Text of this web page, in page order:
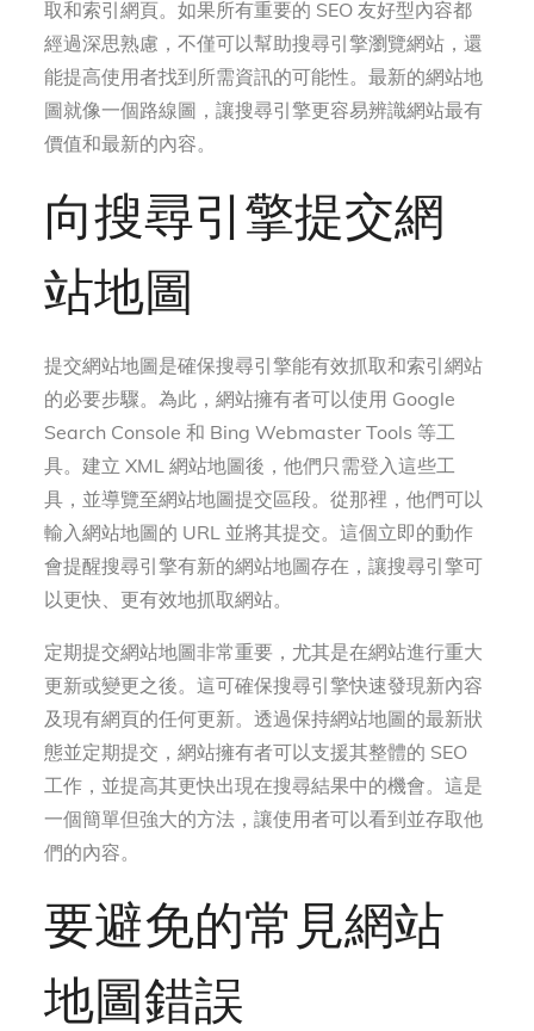
取和索引網頁。如果所有重要的 SEO 友好型內容都
經過深思熟慮，不僅可以幫助搜尋引擎瀏覽網站，還
能提高使用者找到所需資訊的可能性。最新的網站地
圖就像一個路線圖，讓搜尋引擎更容易辨識網站最有
價值和最新的內容。
向搜尋引擎提交網
站地圖
提交網站地圖是確保搜尋引擎能有效抓取和索引網站
的必要步驟。為此，網站擁有者可以使用 Google
Search Console 和 Bing Webmaster Tools 等工
具。建立 XML 網站地圖後，他們只需登入這些工
具，並導覽至網站地圖提交區段。從那裡，他們可以
輸入網站地圖的 URL 並將其提交。這個立即的動作
會提醒搜尋引擎有新的網站地圖存在，讓搜尋引擎可
以更快、更有效地抓取網站。
定期提交網站地圖非常重要，尤其是在網站進行重大
更新或變更之後。這可確保搜尋引擎快速發現新內容
及現有網頁的任何更新。透過保持網站地圖的最新狀
態並定期提交，網站擁有者可以支援其整體的 SEO
工作，並提高其更快出現在搜尋結果中的機會。這是
一個簡單但強大的方法，讓使用者可以看到並存取他
們的內容。
要避免的常見網站
地圖錯誤